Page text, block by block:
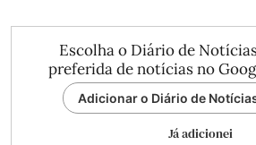
Escolha o Diário de
preferida de notícias no
Adicionar o Diário de
Já adicionei